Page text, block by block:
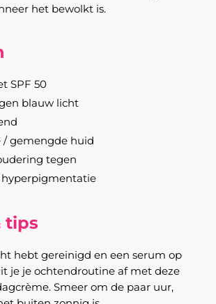
het bewolkt is.
SPF 50
blauw licht
/ gemengde huid
tegen
hyperpigmentatie
tips
hebt gereinigd en een serum op
je je ochtendroutine af met deze
Smeer om de paar uur,